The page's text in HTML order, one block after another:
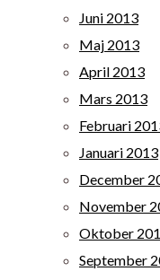
Juni 2013
Maj 2013
April 2013
Mars 2013
Februari
Januari 2013
December
November
Oktober
September